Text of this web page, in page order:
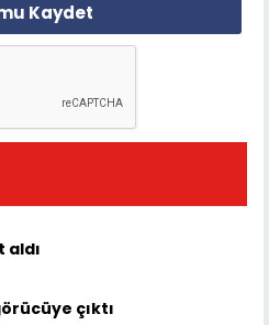
Kaydet
aldı
çıktı